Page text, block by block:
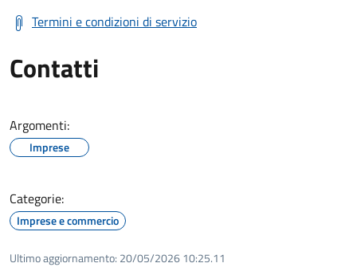
Termini e condizioni di servizio
Contatti
Argomenti:
Imprese
Categorie:
Imprese e commercio
Ultimo aggiornamento: 20/05/2026 10:25.11